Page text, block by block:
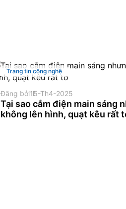
Trang tin công nghệ
Đăng bởi15-Th4-2025
Tại sao cắm điện main sáng
không lên hình, quạt kêu rất